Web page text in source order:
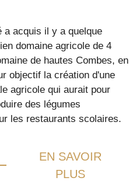
a acquis il y a quelque
domaine agricole de 4
de hautes Combes, en
objectif la création d'une
agricole qui aurait pour
des légumes
les restaurants scolaires.
EN SAVOIR
PLUS